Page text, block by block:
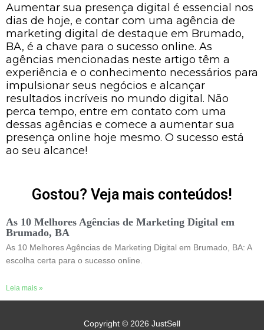
Aumentar sua presença digital é essencial nos
dias de hoje, e contar com uma agência de
marketing digital de destaque em Brumado,
BA, é a chave para o sucesso online. As
agências mencionadas neste artigo têm a
experiência e o conhecimento necessários para
impulsionar seus negócios e alcançar
resultados incríveis no mundo digital. Não
perca tempo, entre em contato com uma
dessas agências e comece a aumentar sua
presença online hoje mesmo. O sucesso está
ao seu alcance!
Gostou? Veja mais conteúdos!
As 10 Melhores Agências de Marketing Digital em
Brumado, BA
As 10 Melhores Agências de Marketing Digital em Brumado, BA: A
escolha certa para o sucesso online.
Leia mais »
Copyright © 2026 JustSell